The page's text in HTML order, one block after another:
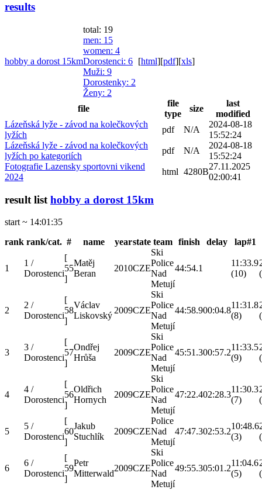
results
hobby a dorost 15km
total: 19
men: 15
women: 4
Dorostenci: 6
Muži: 9
Dorostenky: 2
Ženy: 2
[html][pdf][xls]
file
file
type
size
last
modified
Lázeňská lyže - závod na kolečkových
lyžích
pdf N/A
2024-08-18
15:52:24
Lázeňská lyže - závod na kolečkových
lyžích po kategoriích
pdf N/A
2024-08-18
15:52:24
Fotografie Lazensky sportovni vikend
2024
html 4280B
27.11.2025
02:00:41
result list hobby a dorost 15km
start ~ 14:01:35
rank rank/cat. # name yearstate team finish delay lap#1
1
1 /
Dorostenci
[
55
]
Matěj
Beran
2010CZE
Ski
Police
Nad
Metují
44:54.1
11:33.9
(10)
2
2 /
Dorostenci
[
58
]
Václav
Liskovský
2009CZE
Ski
Police
Nad
Metují
44:58.900:04.8
11:31.8
(8)
3
3 /
Dorostenci
[
57
]
Ondřej
Hrůša
2009CZE
Ski
Police
Nad
Metují
45:51.300:57.2
11:33.5
(9)
4
4 /
Dorostenci
[
56
]
Oldřich
Hornych
2009CZE
Ski
Police
Nad
Metují
47:22.402:28.3
11:30.3
(7)
5
5 /
Dorostenci
[
60
]
Jakub
Stuchlík
2009CZE
Police
Nad
Metují
47:47.302:53.2
10:48.6
(3)
6
6 /
Dorostenci
[
59
]
Petr
Mitterwald
2009CZE
Ski
Police
Nad
Metují
49:55.305:01.2
11:04.6
(5)